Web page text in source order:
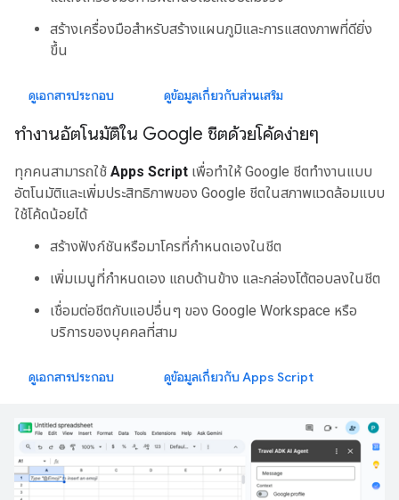
สร้างเครื่องมือสําหรับสร้างแผนภูมิและการแสดงภาพที่ดียิ่ง
ขึ้น
ดูเอกสารประกอบ ดูข้อมูลเกี่ยวกับส่วนเสริม
ทำงานอัตโนมัติใน Google ชีตด้วยโค้ดง่ายๆ
ทุกคนสามารถใช้ Apps Script เพื่อทําให้ Google ชีตทํางานแบบ
อัตโนมัติและเพิ่มประสิทธิภาพของ Google ชีตในสภาพแวดล้อมแบบ
ใช้โค้ดน้อยได้
สร้างฟังก์ชันหรือมาโครที่กําหนดเองในชีต
เพิ่มเมนูที่กําหนดเอง แถบด้านข้าง และกล่องโต้ตอบลงในชีต
เชื่อมต่อชีตกับแอปอื่นๆ ของ Google Workspace หรือ
บริการของบุคคลที่สาม
ดูเอกสารประกอบ ดูข้อมูลเกี่ยวกับ Apps Script